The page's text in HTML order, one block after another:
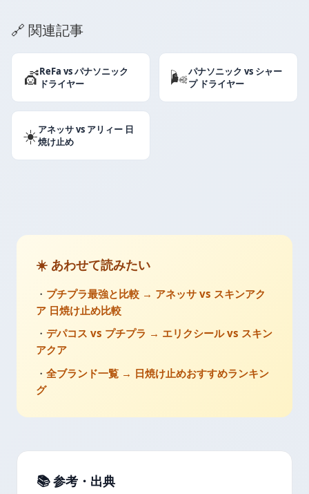
🔗 関連記事
💇ReFa vs パナソニック
ドライヤー
🌬️パナソニック vs シャー
プ ドライヤー
☀️アネッサ vs アリィー 日
焼け止め
☀️ あわせて読みたい
・ プチプラ最強と比較 → アネッサ vs スキンアク
ア 日焼け止め比較
・ デパコス vs プチプラ → エリクシール vs スキン
アクア
・ 全ブランド一覧 → 日焼け止めおすすめランキン
グ
📚 参考・出典